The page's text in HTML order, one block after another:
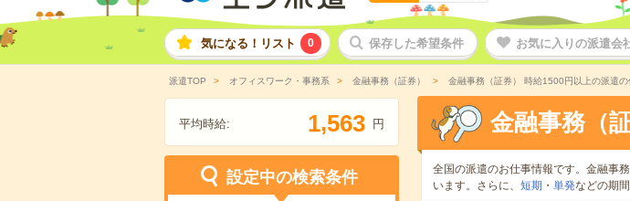
気になる！リスト 0 保存した希望条件 お気に入りの派遣会
派遣TOP オフィスワーク・事務系 金融事務（証券） 金融事務（証券） 時給1500円以上の派遣の
平均時給: 1,563 円
設定中の検索条件
金融事務（証
全国の派遣のお仕事情報です。金融事
います。さらに、 短期 ・ 単発などの期間